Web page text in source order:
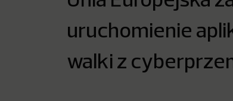
uruchomienie
walki z